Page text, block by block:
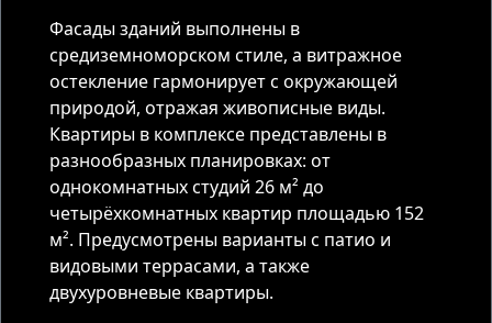
Фасады зданий выполнены в
средиземноморском стиле, а витражное
остекление гармонирует с окружающей
природой, отражая живописные виды.
Квартиры в комплексе представлены в
разнообразных планировках: от
однокомнатных студий 26 м² до
четырёхкомнатных квартир площадью 152
м². Предусмотрены варианты с патио и
видовыми террасами, а также
двухуровневые квартиры.